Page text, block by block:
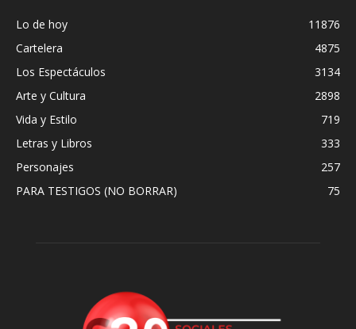
Lo de hoy
11876
Cartelera
4875
Los Espectáculos
3134
Arte y Cultura
2898
Vida y Estilo
719
Letras y Libros
333
Personajes
257
PARA TESTIGOS (NO BORRAR)
75